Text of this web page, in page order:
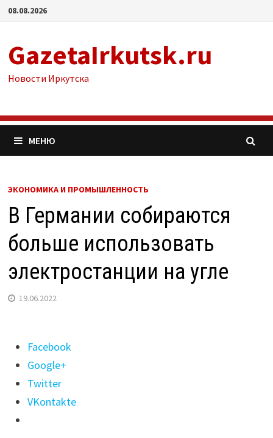
Перейти
08.08.2026
GazetaIrkutsk.ru
Новости Иркутска
МЕНЮ
ЭКОНОМИКА И ПРОМЫШЛЕННОСТЬ
В Германии собираются
больше использовать
электростанции на угле
19.06.2022
Поделиться
"В Германии
собираются
больше
использовать
Facebook
Google+
Twitter
VKontakte